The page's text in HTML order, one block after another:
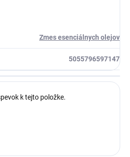
Zmes esenciálnych olejov
5055796597147
k tejto položke.